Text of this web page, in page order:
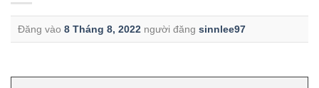
Đăng vào 8 Tháng 8, 2022 người đăng sinnlee97